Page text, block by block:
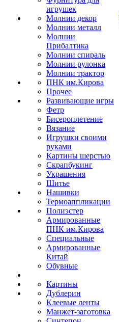
игрушек
Молнии декор
Молнии металл
Молнии
Прибалтика
Молнии спираль
Молнии рулонка
Молнии трактор
ПНК им.Кирова
Прочее
Развивающие игры
Фетр
Бисероплетение
Вязание
Игрушки своими
руками
Картины шерстью
Скрапбукинг
Украшения
Шитье
Нашивки
Термоаппликации
Полиэстер
Армированные
ПНК им.Кирова
Специальные
Армированные
Китай
Обувные
Картины
Дублерин
Клеевые ленты
Манжет-заготовка